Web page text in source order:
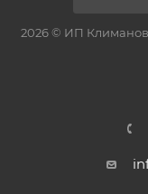
2026 © ИП